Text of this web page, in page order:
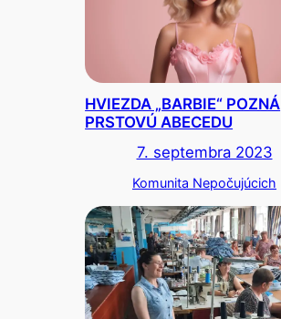
HVIEZDA „BARBIE“ POZNÁ
PRSTOVÚ ABECEDU
7. septembra 2023
Komunita Nepočujúcich